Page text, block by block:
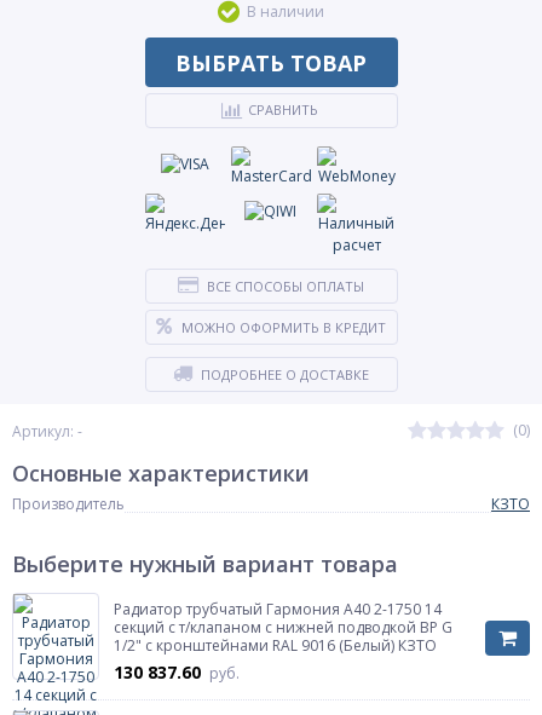
Артикул: - (0)
В наличии
ВЫБРАТЬ ТОВАР
СРАВНИТЬ
ВСЕ СПОСОБЫ ОПЛАТЫ
МОЖНО ОФОРМИТЬ В КРЕДИТ
ПОДРОБНЕЕ О ДОСТАВКЕ
Основные характеристики
Производитель КЗТО
Выберите нужный вариант товара
Радиатор трубчатый Гармония А40 2-1750 14
секций с т/клапаном с нижней подводкой ВР G
1/2" с кронштейнами RAL 9016 (Белый) КЗТО
130 837.60 руб.